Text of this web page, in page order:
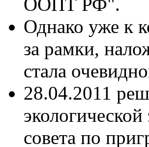
Однако уже к
за рамки,
стала
28.04.2011
совета по